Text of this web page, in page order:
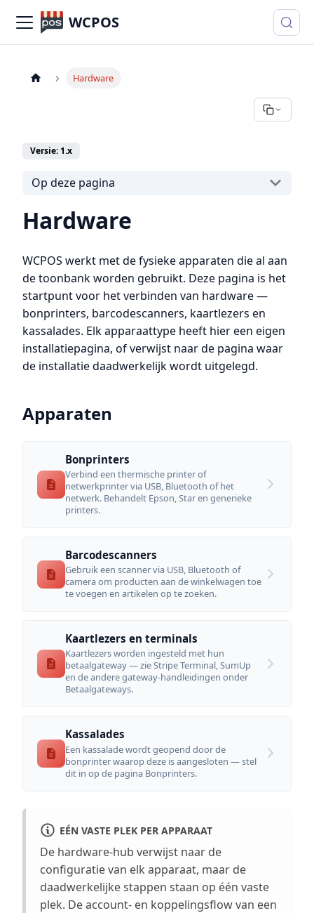
WCPOS
Hardware
Versie: 1.x
Op deze pagina
Hardware
WCPOS werkt met de fysieke apparaten die al aan
de toonbank worden gebruikt. Deze pagina is het
startpunt voor het verbinden van hardware —
bonprinters, barcodescanners, kaartlezers en
kassalades. Elk apparaattype heeft hier een eigen
installatiepagina, of verwijst naar de pagina waar
de installatie daadwerkelijk wordt uitgelegd.
Apparaten
Bonprinters
Verbind een thermische printer of
netwerkprinter via USB, Bluetooth of het
netwerk. Behandelt Epson, Star en generieke
printers.
Barcodescanners
Gebruik een scanner via USB, Bluetooth of
camera om producten aan de winkelwagen toe
te voegen en artikelen op te zoeken.
Kaartlezers en terminals
Kaartlezers worden ingesteld met hun
betaalgateway — zie Stripe Terminal, SumUp
en de andere gateway-handleidingen onder
Betaalgateways.
Kassalades
Een kassalade wordt geopend door de
bonprinter waarop deze is aangesloten — stel
dit in op de pagina Bonprinters.
EÉN VASTE PLEK PER APPARAAT
De hardware-hub verwijst naar de
configuratie van elk apparaat, maar de
daadwerkelijke stappen staan op één vaste
plek. De account- en koppelingsflow van een